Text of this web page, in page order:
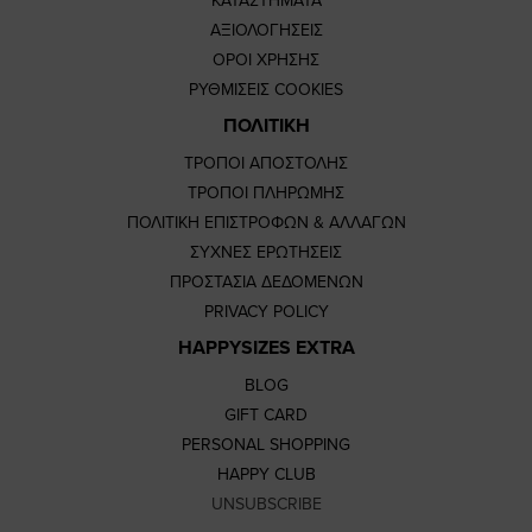
ΑΞΙΟΛΟΓΗΣΕΙΣ
ΟΡΟΙ ΧΡΗΣΗΣ
ΡΥΘΜΙΣΕΙΣ COOKIES
ΠΟΛΙΤΙΚΗ
ΤΡΟΠΟΙ ΑΠΟΣΤΟΛΗΣ
ΤΡΟΠΟΙ ΠΛΗΡΩΜΗΣ
ΠΟΛΙΤΙΚΗ ΕΠΙΣΤΡΟΦΩΝ & ΑΛΛΑΓΩΝ
ΣΥΧΝΕΣ ΕΡΩΤΗΣΕΙΣ
ΠΡΟΣΤΑΣΙΑ ΔΕΔΟΜΕΝΩΝ
PRIVACY POLICY
HAPPYSIZES EXTRA
BLOG
GIFT CARD
PERSONAL SHOPPING
HAPPY CLUB
UNSUBSCRIBE